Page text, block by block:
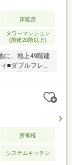
スポーザー新
規交換●給湯器
床暖房
タワーマンション
(階建20階以上)
に、地上49階建
■ダブルフレー
規模修繕工事実
ニングにTES
器、 ビルトイン
換気乾燥機付
償）・49F：ス
ート・2F：ガ
ライブラリ
ールーム、キッ
所有権
システムキッチン